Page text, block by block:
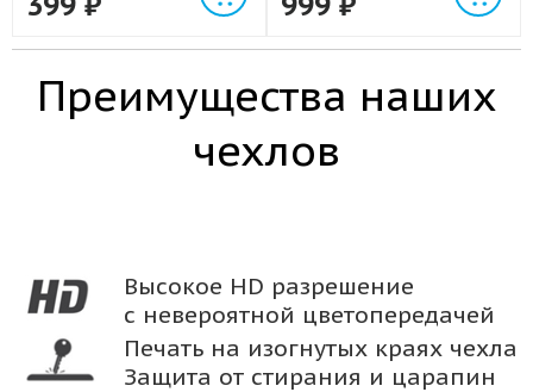
Преимущества наших
чехлов
Высокое HD разрешение
с невероятной цветопередачей
Печать на изогнутых краях чехла
Защита от стирания и царапин